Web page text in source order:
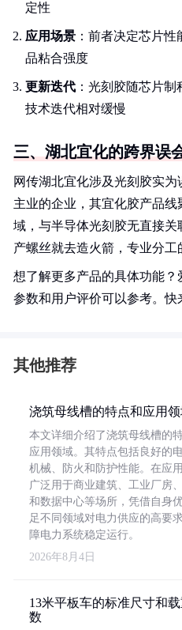
定性
应用场景 ：前者决定芯片
品粘合强度
更新迭代 ：光刻胶随芯片
技术迭代相对缓慢
三、湖北宜化的跨界误
网传湖北宜化涉及光刻胶实
主业的企业，其宜化胶产品
域，与半导体光刻胶无直接
产螺丝就去造火箭，专业分工
想了解更多产品的具体功能
参数和用户评价可以参考。快
其他推荐
浇筑母线槽的特点和应用
本文详细介绍了浇筑母线槽的
应用领域。其特点包括良好的电
机械、防火和防护性能。在应用
广泛用于商业建筑、工业厂房
和数据中心等场所，凭借自身
足不同领域对电力供应的高要
障电力系统稳定运行。
2026年8月4日
13米平板车的标准尺寸和
数